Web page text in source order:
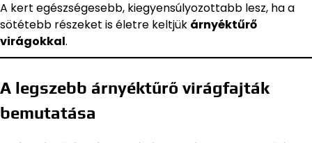
A kert egészségesebb, kiegyensúlyozottabb lesz, ha a
sötétebb részeket is életre keltjük árnyéktűrő
virágokkal.
A legszebb árnyéktűrő virágfajták
bemutatása